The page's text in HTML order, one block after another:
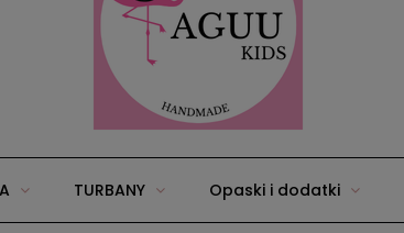
TURBANY Opaski i dodatki